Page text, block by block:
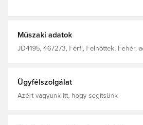
Műszaki adatok
JD4195, 467273, Férfi, Felnőttek, Fehér,
Ügyfélszolgálat
Azért vagyunk itt, hogy segítsünk